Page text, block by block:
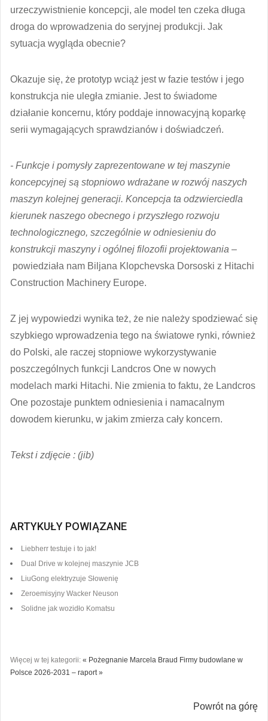
urzeczywistnienie koncepcji, ale model ten czeka długa
droga do wprowadzenia do seryjnej produkcji. Jak
sytuacja wygląda obecnie?
Okazuje się, że prototyp wciąż jest w fazie testów i jego
konstrukcja nie uległa zmianie. Jest to świadome
działanie koncernu, który poddaje innowacyjną koparkę
serii wymagających sprawdzianów i doświadczeń.
- Funkcje i pomysły zaprezentowane w tej maszynie
koncepcyjnej są stopniowo wdrażane w rozwój naszych
maszyn kolejnej generacji. Koncepcja ta odzwierciedla
kierunek naszego obecnego i przyszłego rozwoju
technologicznego, szczególnie w odniesieniu do
konstrukcji maszyny i ogólnej filozofii projektowania –
powiedziała nam Biljana Klopchevska Dorsoski z Hitachi
Construction Machinery Europe.
Z jej wypowiedzi wynika też, że nie należy spodziewać się
szybkiego wprowadzenia tego na światowe rynki, również
do Polski, ale raczej stopniowe wykorzystywanie
poszczególnych funkcji Landcros One w nowych
modelach marki Hitachi. Nie zmienia to faktu, że Landcros
One pozostaje punktem odniesienia i namacalnym
dowodem kierunku, w jakim zmierza cały koncern.
Tekst i zdjęcie : (jib)
ARTYKUŁY POWIĄZANE
Liebherr testuje i to jak!
Dual Drive w kolejnej maszynie JCB
LiuGong elektryzuje Słowenię
Zeroemisyjny Wacker Neuson
Solidne jak wozidło Komatsu
Więcej w tej kategorii: « Pożegnanie Marcela Braud Firmy budowlane w
Polsce 2026-2031 – raport »
Powrót na górę